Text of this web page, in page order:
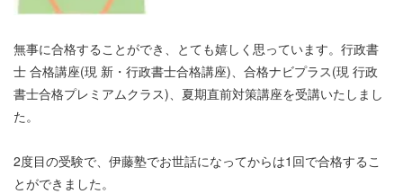
無事に合格することができ、とても嬉しく思っています。行政書
士 合格講座(現 新・行政書士合格講座)、合格ナビプラス(現 行政
書士合格プレミアムクラス)、夏期直前対策講座を受講いたしまし
た。
2度目の受験で、伊藤塾でお世話になってからは1回で合格するこ
とができました。